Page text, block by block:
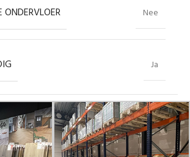
ONDERVLOER Nee
Ja